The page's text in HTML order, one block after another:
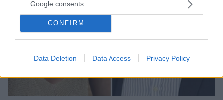
Google consents
CONFIRM
Data Deletion Data Access Privacy Policy